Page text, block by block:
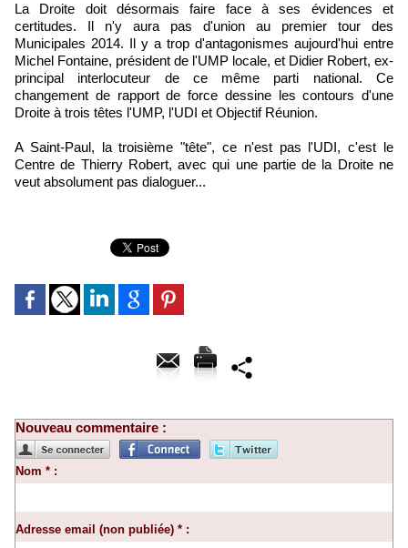
La Droite doit désormais faire face à ses évidences et
certitudes. Il n'y aura pas d'union au premier tour des
Municipales 2014. Il y a trop d'antagonismes aujourd'hui entre
Michel Fontaine, président de l'UMP locale, et Didier Robert, ex-
principal interlocuteur de ce même parti national. Ce
changement de rapport de force dessine les contours d'une
Droite à trois têtes l'UMP, l'UDI et Objectif Réunion.
A Saint-Paul, la troisième "tête", ce n'est pas l'UDI, c'est le
Centre de Thierry Robert, avec qui une partie de la Droite ne
veut absolument pas dialoguer...
Nouveau commentaire :
Nom * :
Adresse email (non publiée) * :